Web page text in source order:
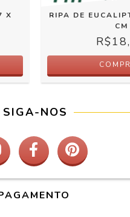
X
RIPA DE
CM
SIGA-NOS